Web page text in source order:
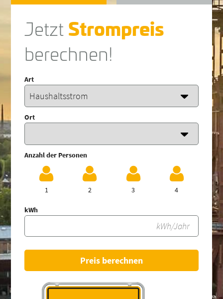
Jetzt Strompreis
berechnen!
Art
Ort
Anzahl der Personen
1 2 3 4
kWh
kWh/Jahr
Preis berechnen